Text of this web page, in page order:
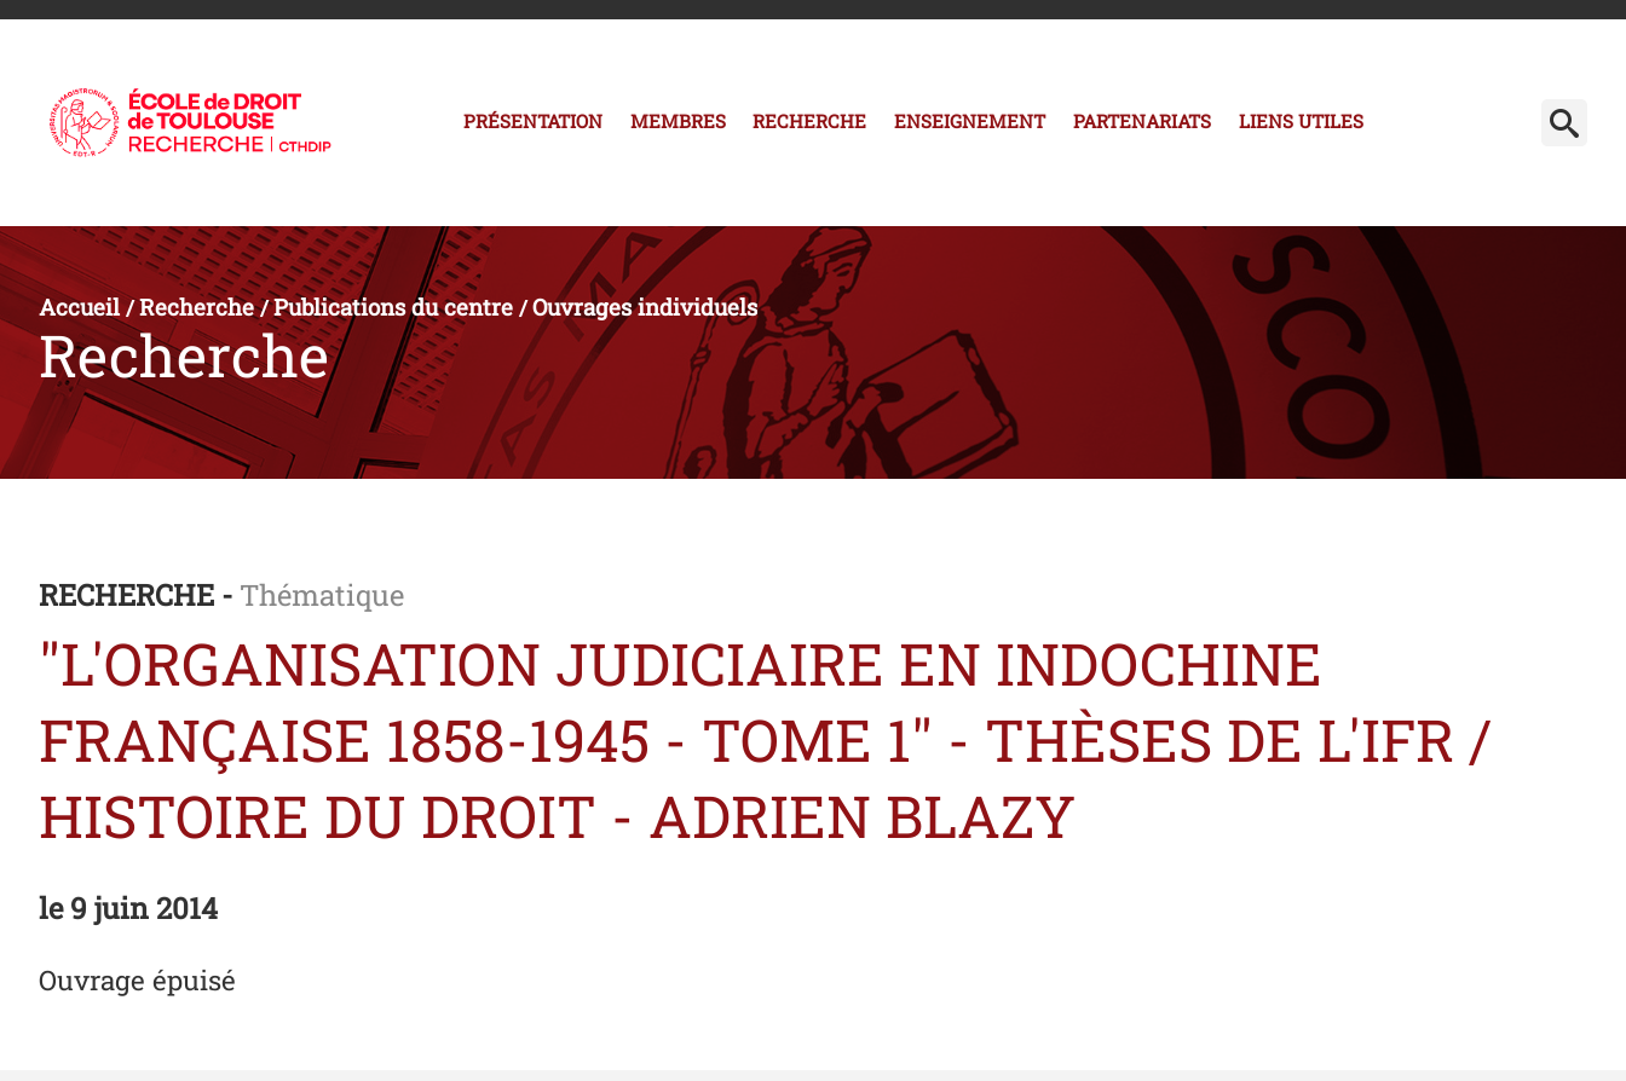
PRÉSENTATION MEMBRES RECHERCHE ENSEIGNEMENT PARTENARIATS LIENS UTILES
Accueil/Recherche/Publications du centre /Ouvrages individuels
Recherche
RECHERCHE - Thématique
"L'ORGANISATION JUDICIAIRE EN INDOCHINE
FRANÇAISE 1858-1945 - TOME 1" - THÈSES DE L'IFR /
HISTOIRE DU DROIT - ADRIEN BLAZY
le9 juin 2014
Ouvrage épuisé